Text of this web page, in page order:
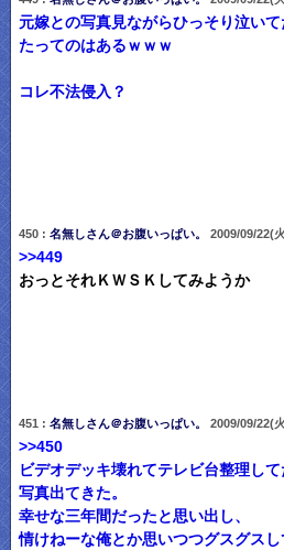
元嫁との写真見ながらひっそり泣い
たってのはあるｗｗｗ
コレ不法侵入？
450 : 名無しさん＠お腹いっぱい。 2009/09/22(
>>449
おっとそれＫＷＳＫしてみようか
451 : 名無しさん＠お腹いっぱい。 2009/09/22(
>>450
ビデオデッキ壊れてテレビ台整理し
写真出てきた。
幸せな三年間だったと思い出し、
情けねーな俺とか思いつつグスグスし